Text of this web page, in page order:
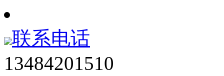
联系电话
13484201510